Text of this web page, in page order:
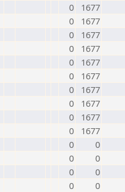
0
1677
0
1677
0
1677
0
1677
0
1677
0
1677
0
1677
0
1677
0
1677
0
1677
0
0
0
0
0
0
0
0